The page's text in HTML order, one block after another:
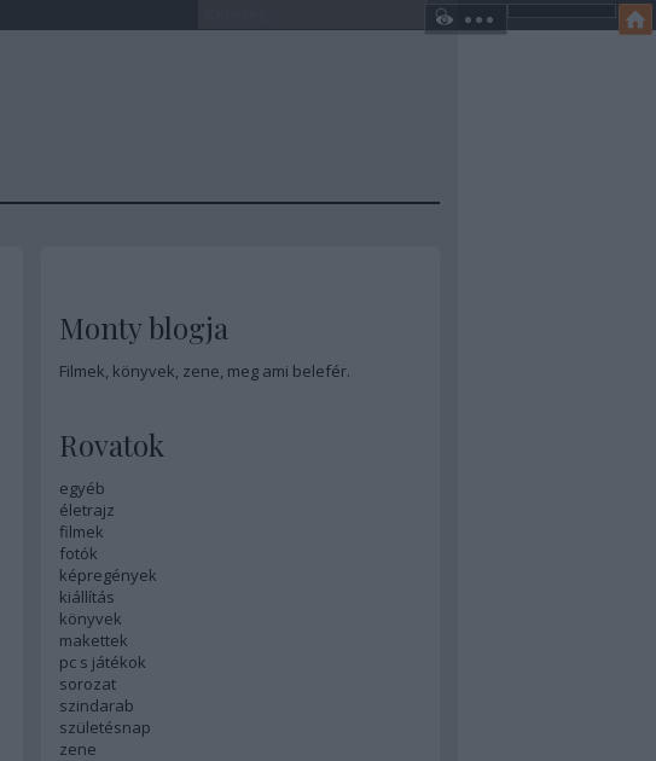
Monty blogja
Filmek, könyvek, zene, meg ami belefér.
Rovatok
egyéb
életrajz
filmek
fotók
képregények
kiállítás
könyvek
makettek
pc s játékok
sorozat
szindarab
születésnap
zene